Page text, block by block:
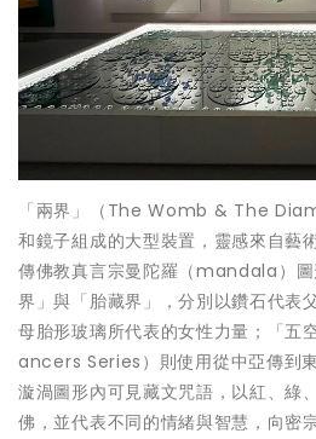
「兩界」（The Womb & The
和鏡子組成的大型裝置，靈感來自藝
傳佛教真言宗曼陀羅（mandala）圖
界」與「胎藏界」，分別以鑽石代表
母胎形玻璃所代表的女性力量；「五
ancers Series）則使用從中亞傳到
漩渦圖形內可見藏文咒語，以紅、綠
佛，並代表不同的情緒與智慧，向密